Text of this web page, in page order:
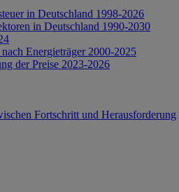
in Deutschland 1998-2026
in Deutschland 1990-2030
Energieträger 2000-2025
der Preise 2023-2026
Fortschritt und Herausforderung